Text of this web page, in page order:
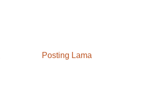
Posting Lama